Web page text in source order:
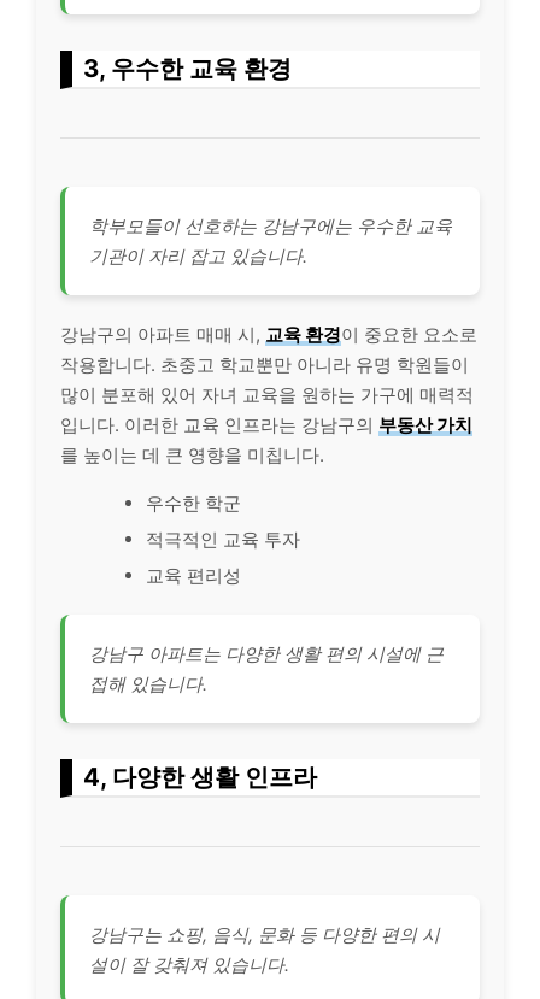
3, 우수한 교육 환경
학부모들이 선호하는 강남구에는 우수한 교육
기관이 자리 잡고 있습니다.
강남구의 아파트 매매 시, 교육 환경이 중요한 요소로
작용합니다. 초중고 학교뿐만 아니라 유명 학원들이
많이 분포해 있어 자녀 교육을 원하는 가구에 매력적
입니다. 이러한 교육 인프라는 강남구의 부동산 가치
를 높이는 데 큰 영향을 미칩니다.
우수한 학군
적극적인 교육 투자
교육 편리성
강남구 아파트는 다양한 생활 편의 시설에 근
접해 있습니다.
4, 다양한 생활 인프라
강남구는 쇼핑, 음식, 문화 등 다양한 편의 시
설이 잘 갖춰져 있습니다.